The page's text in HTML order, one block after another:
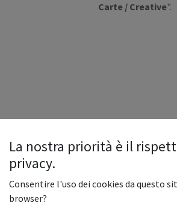
Carte / Creative".
La nostra priorità è il
privacy.
Consentire l'uso dei cookies da questo
browser?